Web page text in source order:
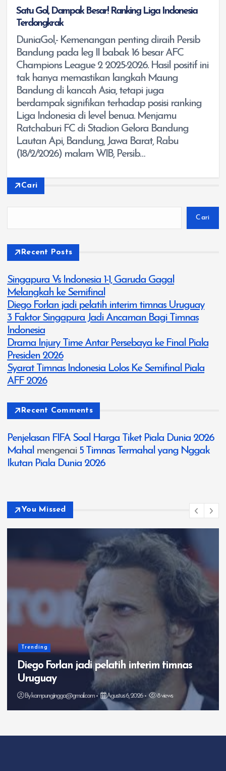
Satu Gol, Dampak Besar! Ranking Liga Indonesia
Terdongkrak
DuniaGol,- Kemenangan penting diraih Persib
Bandung pada leg II babak 16 besar AFC
Champions League 2 2025-2026. Hasil positif ini
tak hanya memastikan langkah Maung
Bandung di kancah Asia, tetapi juga
berdampak signifikan terhadap posisi ranking
Liga Indonesia di level benua. Menjamu
Ratchaburi FC di Stadion Gelora Bandung
Lautan Api, Bandung, Jawa Barat, Rabu
(18/2/2026) malam WIB, Persib…
Cari
Cari
Recent Posts
Singapura Vs Indonesia 1-1, Garuda Gagal
Melangkah ke Semifinal
Diego Forlan jadi pelatih interim timnas Uruguay
3 Faktor Singapura Jadi Ancaman Bagi Timnas
Indonesia
Drama Injury Time Antar Persebaya ke Final Piala
Presiden 2026
Syarat Timnas Indonesia Lolos Ke Semifinal Piala
AFF 2026
Recent Comments
Penjelasan FIFA Soal Harga Tiket Piala Dunia 2026
Mahal mengenai 5 Timnas Termahal yang Nggak
Ikutan Piala Dunia 2026
You Missed
Timnas Indonesia
3 Faktor Singapura Jadi Ancaman Bagi
Timnas Indonesia
Bykampungjingga@gmail.com Agustus 5, 2026 5 views